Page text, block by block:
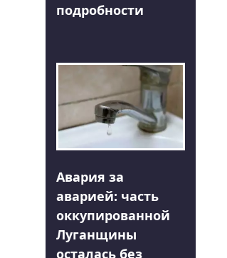
подробности
Авария за
аварией: часть
оккупированной
Луганщины
осталась без